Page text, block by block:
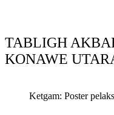
TABLIGH
KONAWE
Ketgam: Poster